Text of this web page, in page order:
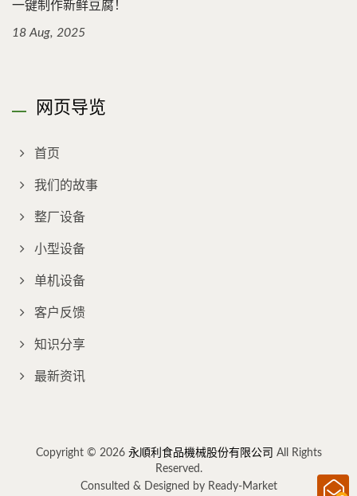
一键制作新鲜豆腐！
18 Aug, 2025
网页导览
首页
我们的故事
整厂设备
小型设备
单机设备
客户反馈
知识分享
最新资讯
Copyright © 2026 永順利食品機械股份有限公司 All Rights
Reserved.
Consulted & Designed by Ready-Market